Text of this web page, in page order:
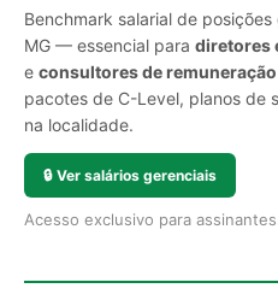
Benchmark salarial de
MG — essencial para diretores
e consultores de
pacotes de C-Level, planos de
na localidade.
🔒 Ver salários gerenciais
Acesso exclusivo para assinantes.